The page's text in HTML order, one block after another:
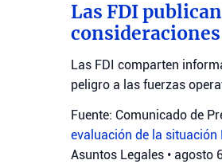
Las FDI
Las FDI comparten
peligro a las fuerzas
Fuente: Comunicado de
evaluación de la situación
Asuntos Legales • agosto